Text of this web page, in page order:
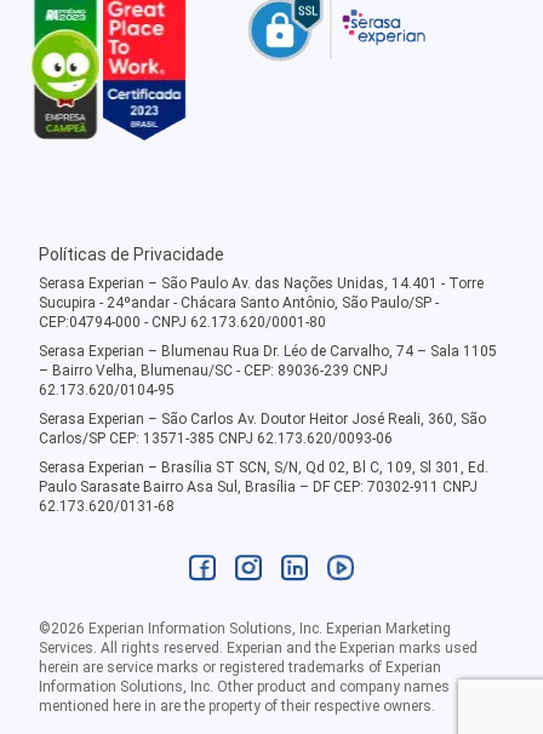
Políticas de Privacidade
Serasa Experian – São Paulo Av. das Nações Unidas, 14.401 - Torre
Sucupira - 24ºandar - Chácara Santo Antônio, São Paulo/SP -
CEP:04794-000 - CNPJ 62.173.620/0001-80
Serasa Experian – Blumenau Rua Dr. Léo de Carvalho, 74 – Sala 1105
– Bairro Velha, Blumenau/SC - CEP: 89036-239 CNPJ
62.173.620/0104-95
Serasa Experian – São Carlos Av. Doutor Heitor José Reali, 360, São
Carlos/SP CEP: 13571-385 CNPJ 62.173.620/0093-06
Serasa Experian – Brasília ST SCN, S/N, Qd 02, Bl C, 109, Sl 301, Ed.
Paulo Sarasate Bairro Asa Sul, Brasília – DF CEP: 70302-911 CNPJ
62.173.620/0131-68
©2026 Experian Information Solutions, Inc. Experian Marketing
Services. All rights reserved. Experian and the Experian marks used
herein are service marks or registered trademarks of Experian
Information Solutions, Inc. Other product and company names
mentioned here in are the property of their respective owners.